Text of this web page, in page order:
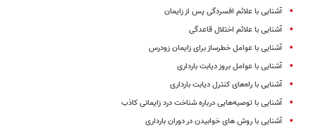
آشنایی با علائم افسردگی پس از زایمان
آشنایی با علائم اختلال قاعدگی
آشنایی با عوامل خطرساز برای زایمان زودرس
آشنایی با عوامل بروز دیابت بارداری
آشنایی با راه‌های کنترل دیابت بارداری
آشنایی با توصیه‌هایی درباره شناخت درد زایمانی کاذب
آشنایی با روش های خوابیدن در دوران بارداری